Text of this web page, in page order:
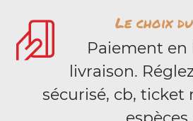
Le choix
Paiement en
livraison.
sécurisé, cb, ticket